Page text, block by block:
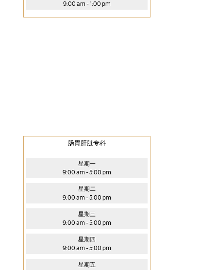
9:00 am - 1:00 pm
肠胃肝脏专科
星期一
9:00 am - 5:00 pm
星期二
9:00 am - 5:00 pm
星期三
9:00 am - 5:00 pm
星期四
9:00 am - 5:00 pm
星期五